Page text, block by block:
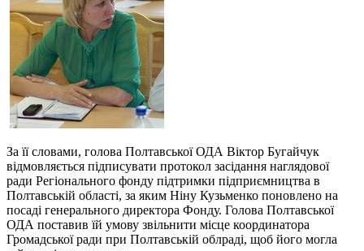
За її словами, голова Полтавської ОДА Віктор Бугайчук
відмовляється підписувати протокол засідання наглядової
ради Регіонального фонду підтримки підприємництва в
Полтавській області, за яким Ніну Кузьменко поновлено на
посаді генерального директора Фонду. Голова Полтавської
ОДА поставив їй умову звільнити місце координатора
Громадської ради при Полтавській облраді, щоб його могла